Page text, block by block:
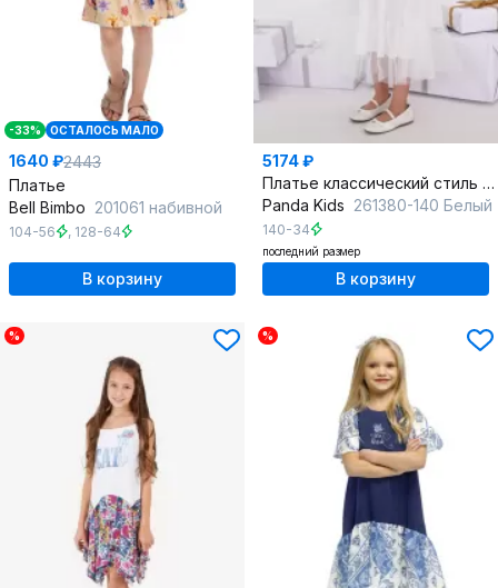
-33% ОСТАЛОСЬ МАЛО
1640 ₽2443
Платье
Bell Bimbo 201061 набивной
104-56 , 128-64
В корзину
5174 ₽
Платье классический стиль из текстиля для любой погоды
Panda Kids 261380-140 Белый
140-34
последний размер
В корзину
% %